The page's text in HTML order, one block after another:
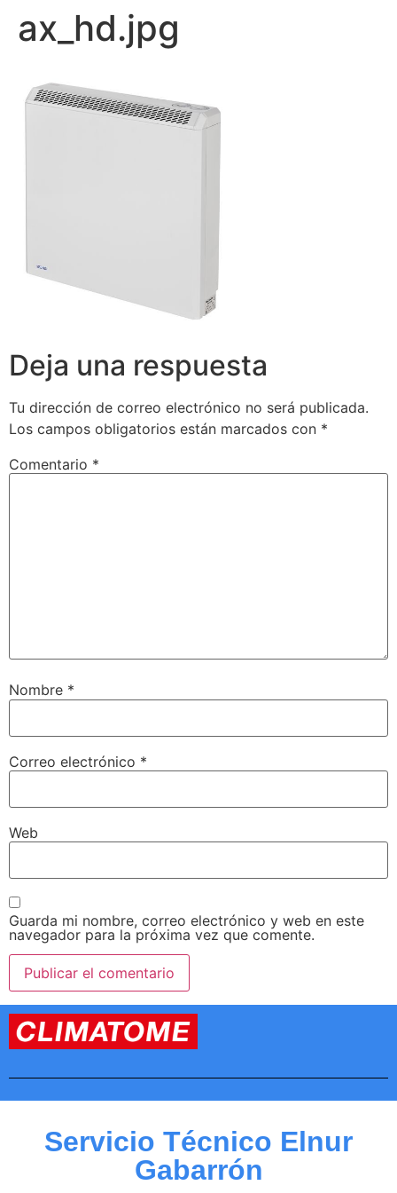
ax_hd.jpg
Deja una respuesta
Tu dirección de correo electrónico no será publicada.
Los campos obligatorios están marcados con *
Comentario *
Nombre *
Correo electrónico *
Web
Guarda mi nombre, correo electrónico y web en este
navegador para la próxima vez que comente.
Servicio Técnico Elnur
Gabarrón